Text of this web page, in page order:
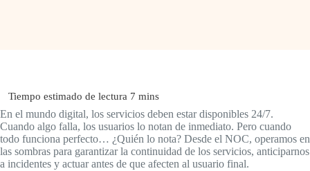
En el mundo digital, los servicios deben estar disponibles 24/7.
Cuando algo falla, los usuarios lo notan de inmediato. Pero cuando
todo funciona perfecto… ¿Quién lo nota? Desde el NOC, operamos en
las sombras para garantizar la continuidad de los servicios, anticiparnos
a incidentes y actuar antes de que afecten al usuario final.